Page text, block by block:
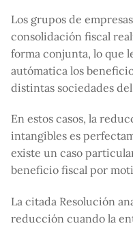
Los grupos de
consolidación fiscal
forma conjunta, lo que
autómatica los
distintas sociedades
En estos casos, la
intangibles es
existe un caso
beneficio fiscal por
La citada Resolución
reducción cuando la